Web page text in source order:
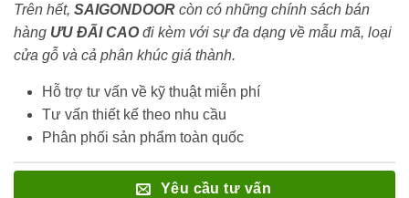
Trên hết, SAIGONDOOR còn có những chính sách bán
hàng ƯU ĐÃI CAOđi kèm với sự đa dạng về mẫu mã, loại
cửa gỗ và cả phân khúc giá thành.
Hỗ trợ tư vấn về kỹ thuật miễn phí
Tư vấn thiết kế theo nhu cầu
Phân phối sản phẩm toàn quốc
Yêu cầu tư vấn